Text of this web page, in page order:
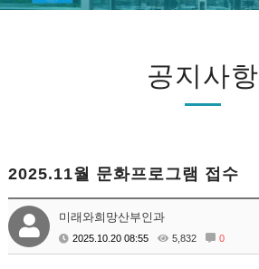
공지사항
2025.11월 문화프로그램 접수
미래와희망산부인과
2025.10.20 08:55 5,832 0